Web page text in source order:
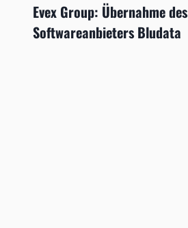
Evex Group: Übernahme des
Softwareanbieters Bludata